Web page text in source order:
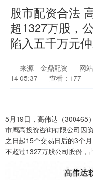
股市配资合法
超1327万股，
陷入五千万元
来源：金鼎配资 网
14:05:37
查看：177
5月19日，高伟达（300465
市鹰高投资咨询有限公司因
之日起15个交易日后的3个
不超过1327万股公司股份，